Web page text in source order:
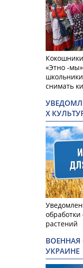
«Этно -
снимать
Х
растений
ВОЕННАЯ
УКРАИНЕ